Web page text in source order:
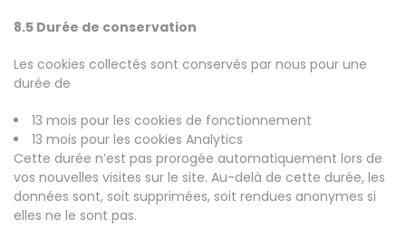
8.5 Durée de conservation
Les cookies collectés sont conservés par nous pour une
durée de
13 mois pour les cookies de fonctionnement
13 mois pour les cookies Analytics
Cette durée n’est pas prorogée automatiquement lors de
vos nouvelles visites sur le site. Au-delà de cette durée, les
données sont, soit supprimées, soit rendues anonymes si
elles ne le sont pas.